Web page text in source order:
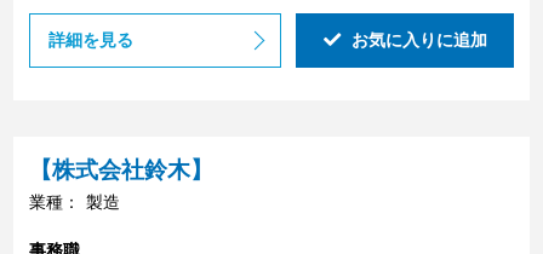
詳細を見る お気に入りに追加
【株式会社鈴木】
業種： 製造